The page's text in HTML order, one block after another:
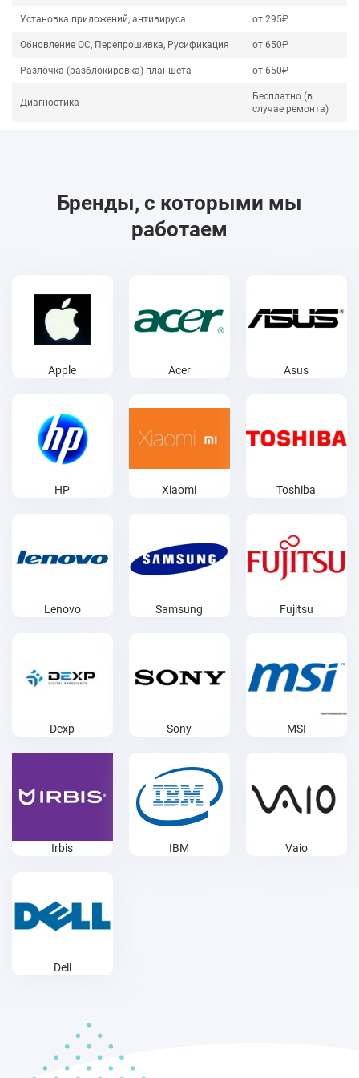
Установка приложений, антивируса от 295₽
Обновление ОС, Перепрошивка, Русификация от 650₽
Разлочка (разблокировка) планшета от 650₽
Диагностика
Бесплатно (в
случае ремонта)
Бренды, с которыми мы
работаем
Apple Acer Asus
HP Xiaomi Toshiba
Lenovo Samsung Fujitsu
Dexp Sony MSI
Irbis IBM Vaio
Dell